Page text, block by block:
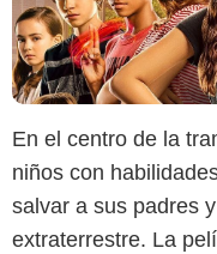
En el centro de la
niños con
salvar a sus padres
extraterrestre. La